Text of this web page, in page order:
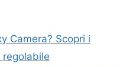
Camera? Scopri i
regolabile